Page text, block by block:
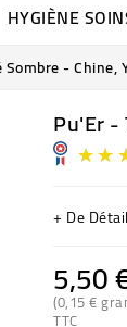
HYGIÈNE
Sombre - Chine,
Pu'Er
+ De
5,50
(0,15 €
TTC